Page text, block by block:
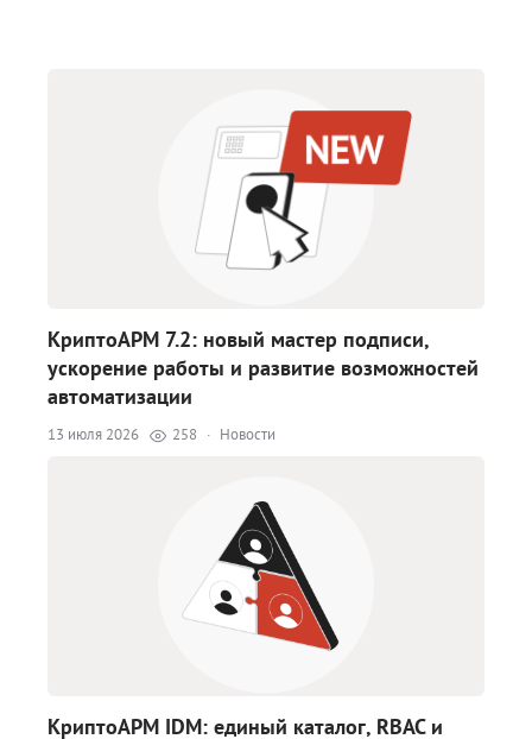
КриптоАРМ 7.2: новый мастер подписи,
ускорение работы и развитие возможностей
автоматизации
13 июля 2026 258 · Новости
КриптоАРМ IDM: единый каталог, RBAC и